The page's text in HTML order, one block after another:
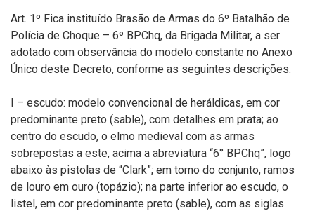
Art. 1º Fica instituído Brasão de Armas do 6º Batalhão de
Polícia de Choque – 6º BPChq, da Brigada Militar, a ser
adotado com observância do modelo constante no Anexo
Único deste Decreto, conforme as seguintes descrições:
I – escudo: modelo convencional de heráldicas, em cor
predominante preto (sable), com detalhes em prata; ao
centro do escudo, o elmo medieval com as armas
sobrepostas a este, acima a abreviatura “6° BPChq”, logo
abaixo às pistolas de “Clark”; em torno do conjunto, ramos
de louro em ouro (topázio); na parte inferior ao escudo, o
listel, em cor predominante preto (sable), com as siglas